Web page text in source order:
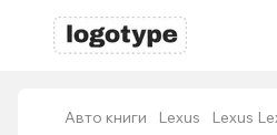
Авто книги Lexus Lexus